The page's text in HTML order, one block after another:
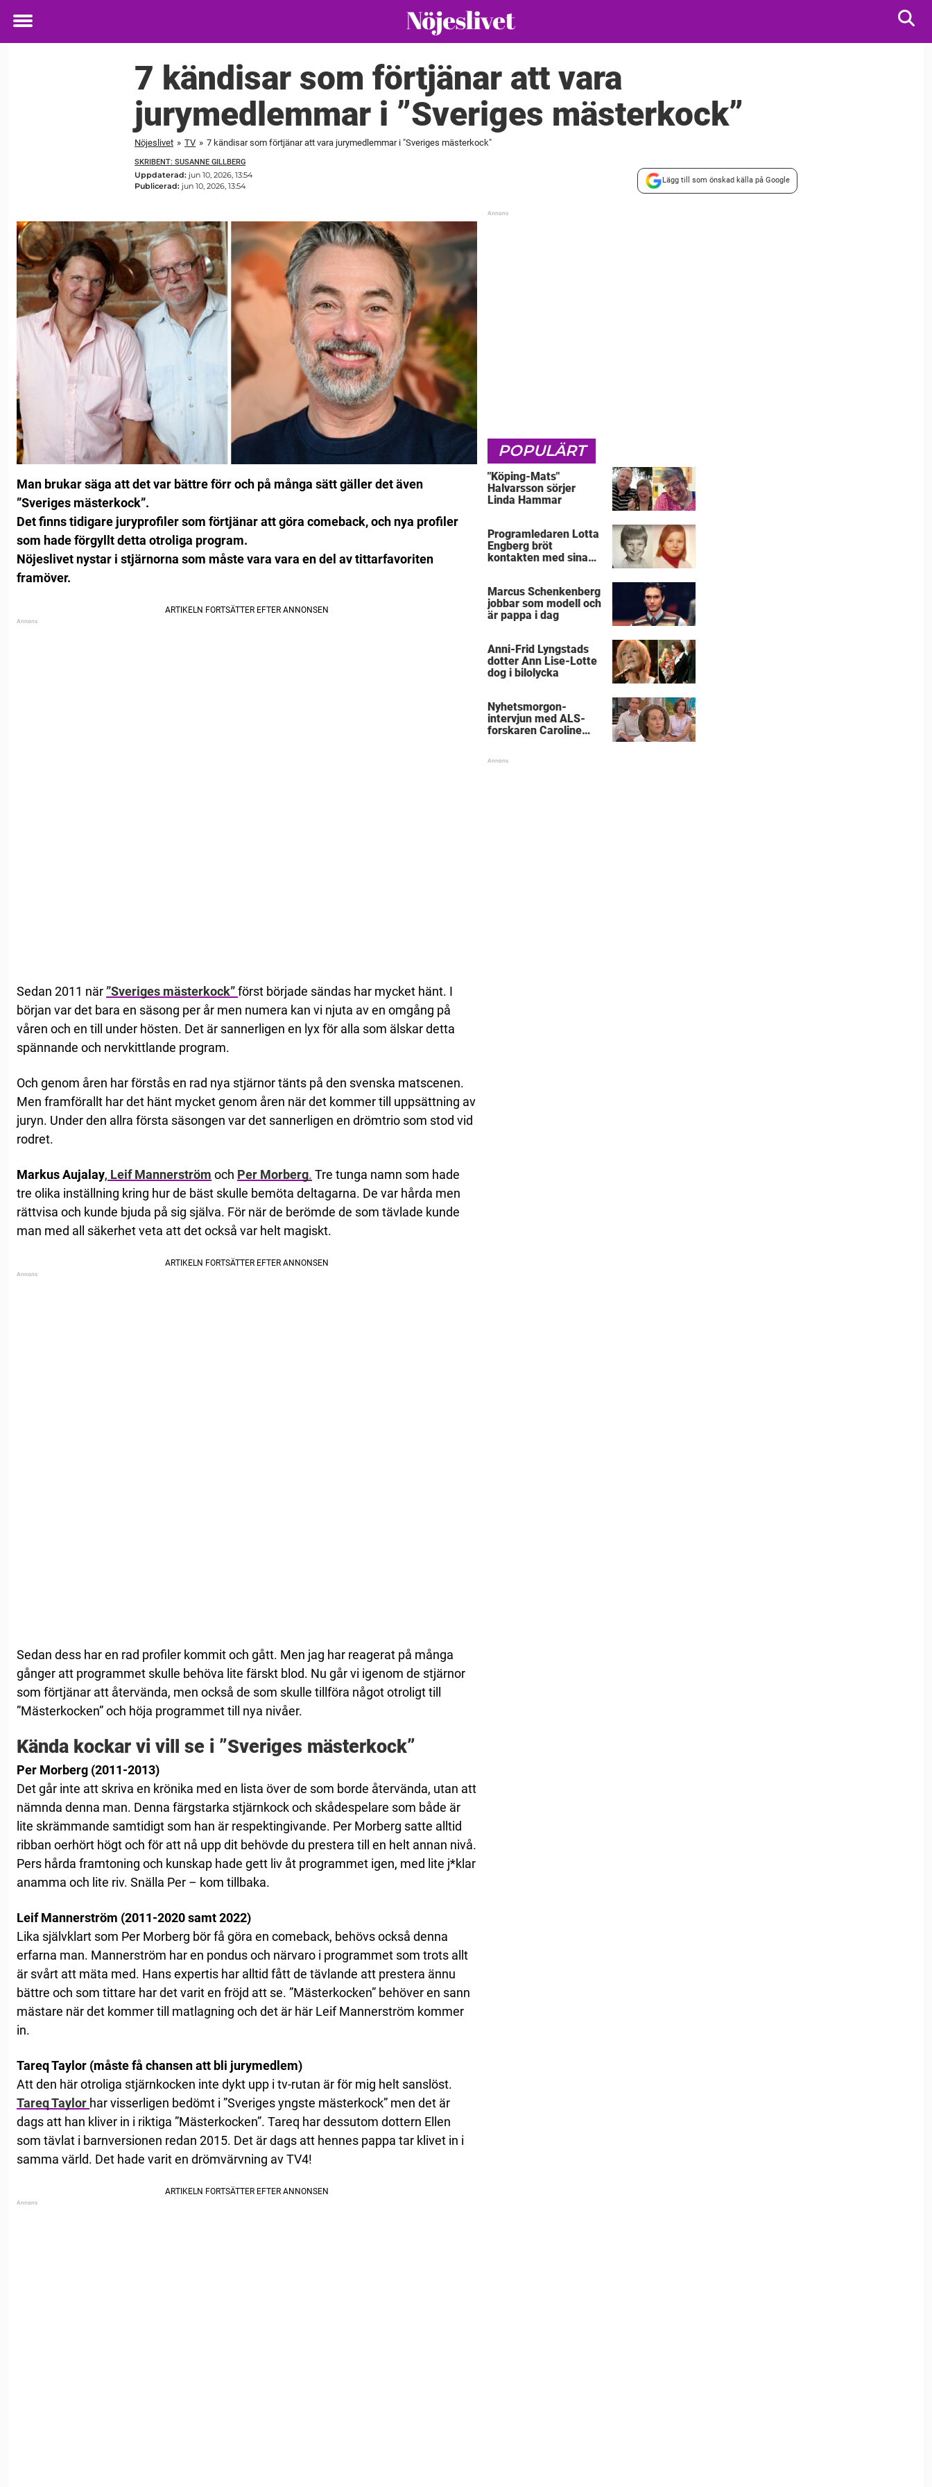
Toggle
7 kändisar som förtjänar att vara
jurymedlemmar i ”Sveriges mästerkock”
Nöjeslivet » TV » 7 kändisar som förtjänar att vara jurymedlemmar i "Sveriges mästerkock"
SKRIBENT: SUSANNE GILLBERG
Uppdaterad: jun 10, 2026, 13:54
Publicerad: jun 10, 2026, 13:54
Lägg till som önskad källa på Google
Man brukar säga att det var bättre förr och på många sätt gäller det även
”Sveriges mästerkock”.
Det finns tidigare juryprofiler som förtjänar att göra comeback, och nya profiler
som hade förgyllt detta otroliga program.
Nöjeslivet nystar i stjärnorna som måste vara vara en del av tittarfavoriten
framöver.
Sedan 2011 när”Sveriges mästerkock”först började sändas har mycket hänt. I
början var det bara en säsong per år men numera kan vi njuta av en omgång på
våren och en till under hösten. Det är sannerligen en lyx för alla som älskar detta
spännande och nervkittlande program.
Och genom åren har förstås en rad nya stjärnor tänts på den svenska matscenen.
Men framförallt har det hänt mycket genom åren när det kommer till uppsättning av
juryn. Under den allra första säsongen var det sannerligen en drömtrio som stod vid
rodret.
Markus Aujalay, Leif Mannerström och Per Morberg. Tre tunga namn som hade
tre olika inställning kring hur de bäst skulle bemöta deltagarna. De var hårda men
rättvisa och kunde bjuda på sig själva. För när de berömde de som tävlade kunde
man med all säkerhet veta att det också var helt magiskt.
Sedan dess har en rad profiler kommit och gått. Men jag har reagerat på många
gånger att programmet skulle behöva lite färskt blod. Nu går vi igenom de stjärnor
som förtjänar att återvända, men också de som skulle tillföra något otroligt till
”Mästerkocken” och höja programmet till nya nivåer.
Kända kockar vi vill se i ”Sveriges mästerkock”
Per Morberg (2011-2013)
Det går inte att skriva en krönika med en lista över de som borde återvända, utan att
nämnda denna man. Denna färgstarka stjärnkock och skådespelare som både är
lite skrämmande samtidigt som han är respektingivande. Per Morberg satte alltid
ribban oerhört högt och för att nå upp dit behövde du prestera till en helt annan nivå.
Pers hårda framtoning och kunskap hade gett liv åt programmet igen, med lite j*klar
anamma och lite riv. Snälla Per – kom tillbaka.
Leif Mannerström (2011-2020 samt 2022)
Lika självklart som Per Morberg bör få göra en comeback, behövs också denna
erfarna man. Mannerström har en pondus och närvaro i programmet som trots allt
är svårt att mäta med. Hans expertis har alltid fått de tävlande att prestera ännu
bättre och som tittare har det varit en fröjd att se. ”Mästerkocken” behöver en sann
mästare när det kommer till matlagning och det är här Leif Mannerström kommer
in.
Tareq Taylor (måste få chansen att bli jurymedlem)
Att den här otroliga stjärnkocken inte dykt upp i tv-rutan är för mig helt sanslöst.
Tareq Taylor har visserligen bedömt i ”Sveriges yngste mästerkock” men det är
dags att han kliver in i riktiga ”Mästerkocken”. Tareq har dessutom dottern Ellen
som tävlat i barnversionen redan 2015. Det är dags att hennes pappa tar klivet in i
samma värld. Det hade varit en drömvärvning av TV4!
POPULÄRT
"Köping-Mats"
Halvarsson sörjer
Linda Hammar
Programledaren Lotta
Engberg bröt
kontakten med sina
Marcus Schenkenberg
jobbar som modell och
är pappa i dag
Anni-Frid Lyngstads
dotter Ann Lise-Lotte
dog i bilolycka
Nyhetsmorgon-
intervjun med ALS-
forskaren Caroline